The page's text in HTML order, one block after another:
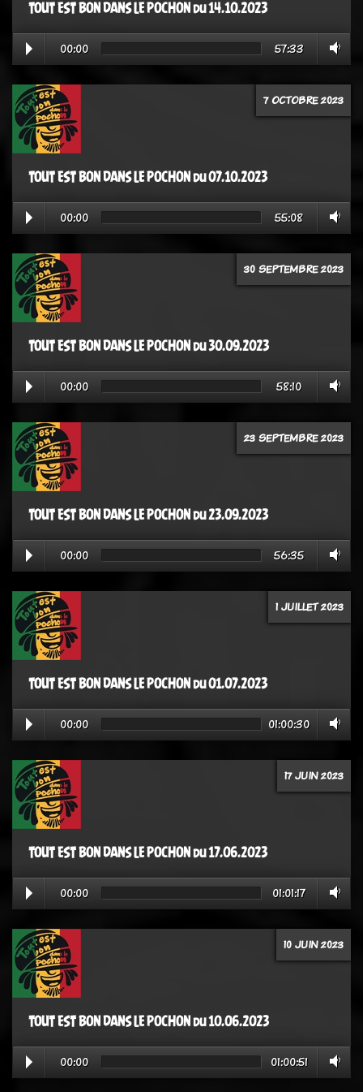
TOUT EST BON DANS LE POCHON du 14.10.2023
00:00 57:33
7 OCTOBRE 2023
TOUT EST BON DANS LE POCHON du 07.10.2023
00:00 55:08
30 SEPTEMBRE 2023
TOUT EST BON DANS LE POCHON du 30.09.2023
00:00 58:10
23 SEPTEMBRE 2023
TOUT EST BON DANS LE POCHON du 23.09.2023
00:00 56:35
1 JUILLET 2023
TOUT EST BON DANS LE POCHON du 01.07.2023
00:00 01:00:30
17 JUIN 2023
TOUT EST BON DANS LE POCHON du 17.06.2023
00:00 01:01:17
10 JUIN 2023
TOUT EST BON DANS LE POCHON du 10.06.2023
00:00 01:00:51